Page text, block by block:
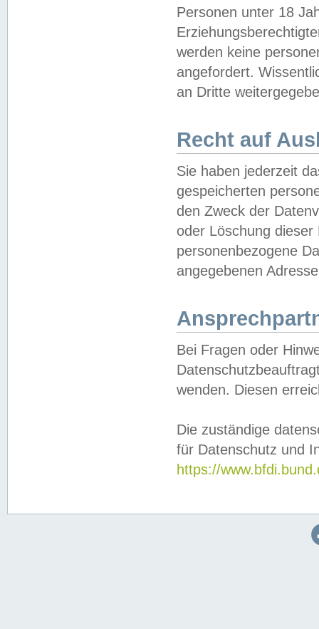
Personen unter 18
werden keine
angefordert.
an Dritte
Recht auf
Sie haben jederzeit
gespeicherten
den Zweck der
oder Löschung
personenbezogene
angegebenen
Bei Fragen oder
wenden. Diesen
Die zuständige
für Datenschutz und
https://